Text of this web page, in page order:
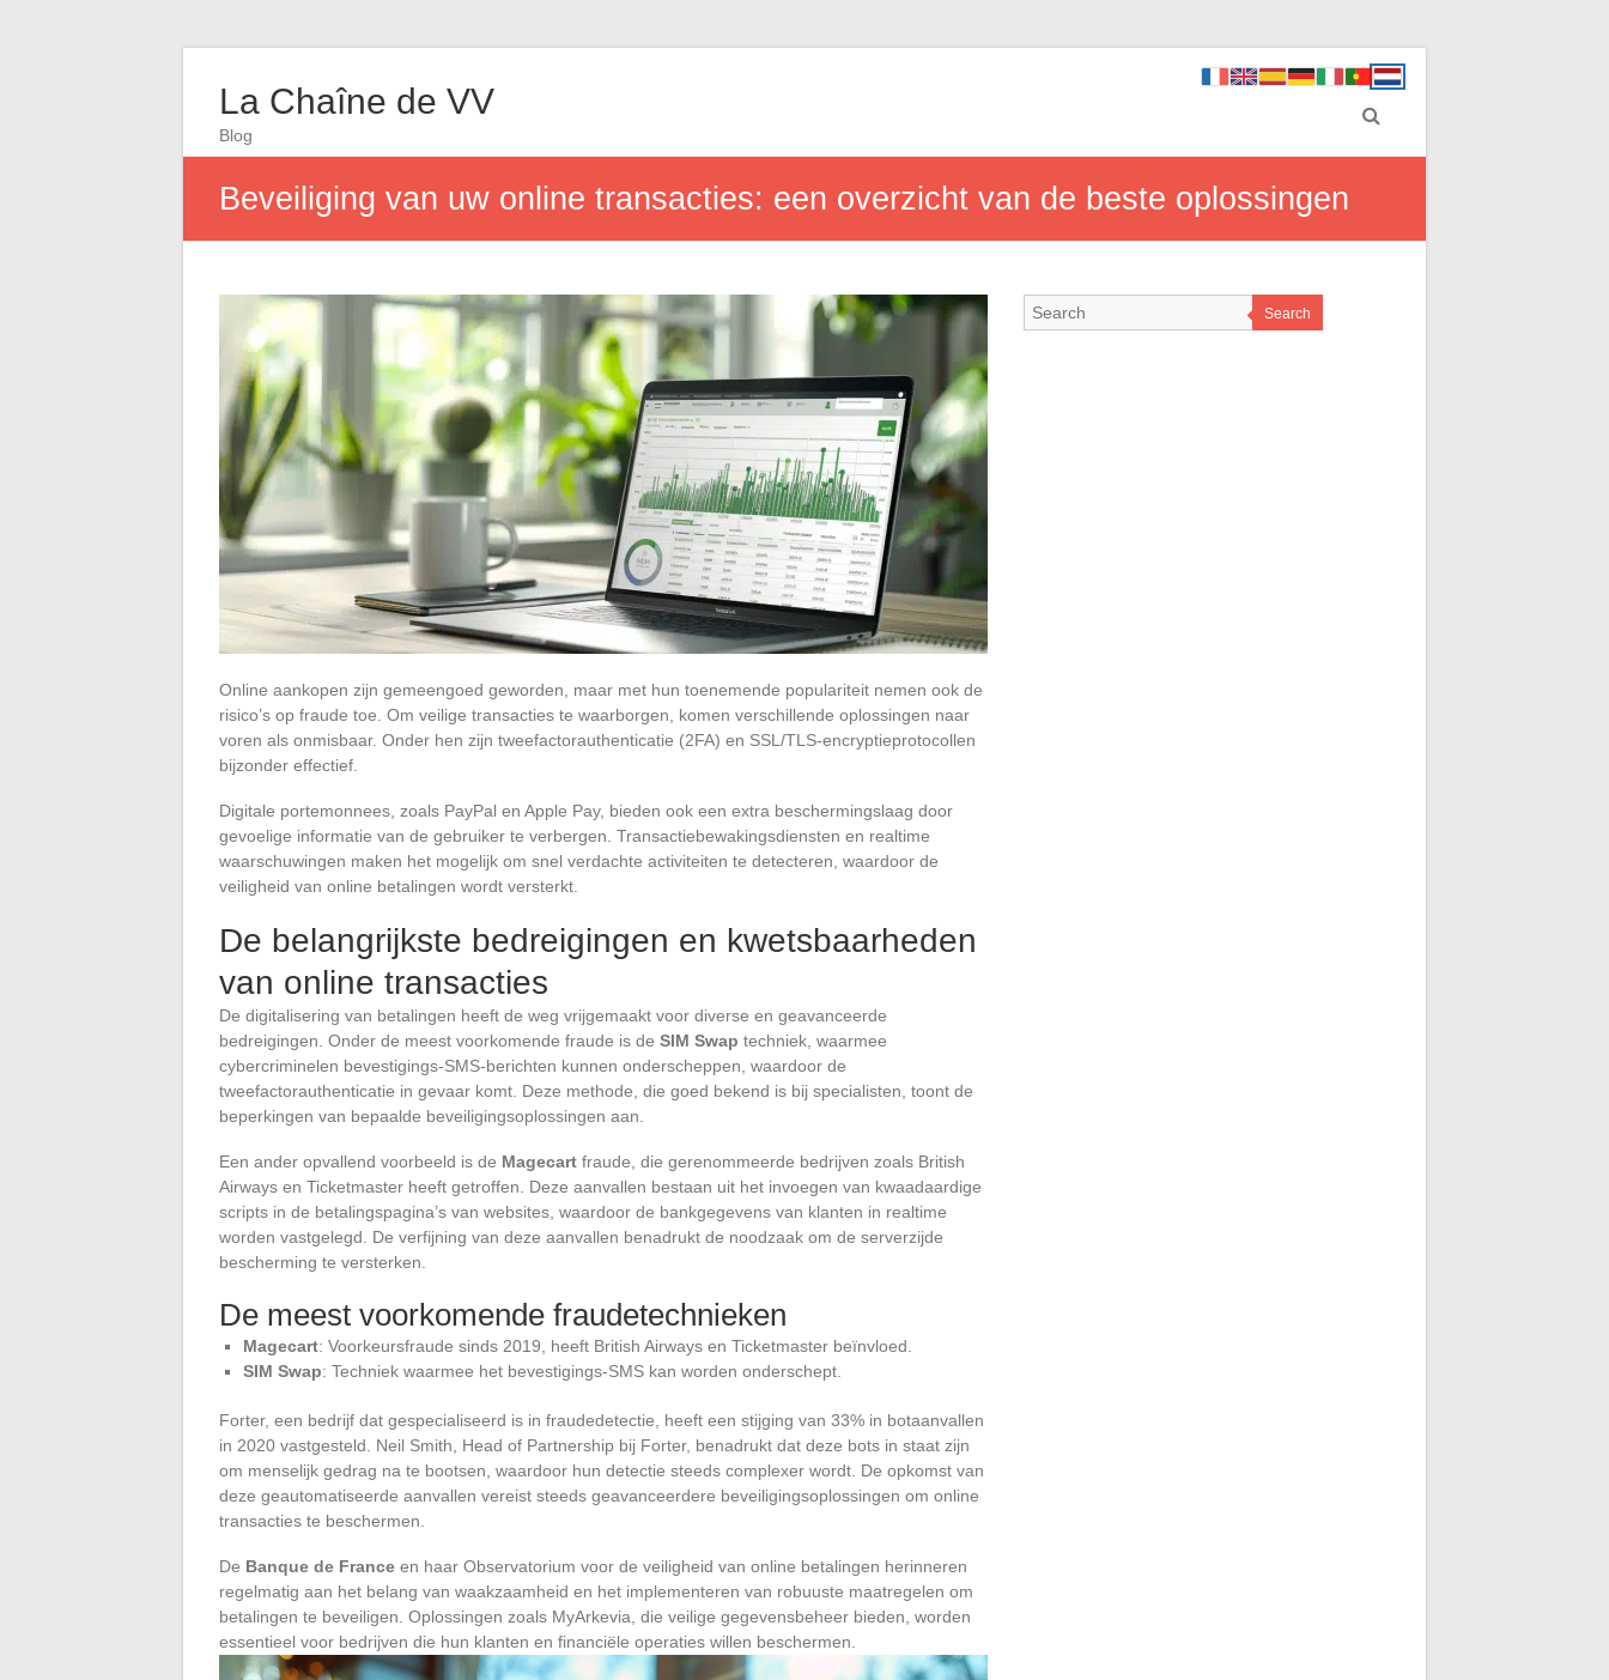
La Chaîne de VV
Blog
Beveiliging van uw online transacties: een overzicht van de beste oplossingen
Online aankopen zijn gemeengoed geworden, maar met hun toenemende populariteit nemen ook de
risico’s op fraude toe. Om veilige transacties te waarborgen, komen verschillende oplossingen naar
voren als onmisbaar. Onder hen zijn tweefactorauthenticatie (2FA) en SSL/TLS-encryptieprotocollen
bijzonder effectief.
Digitale portemonnees, zoals PayPal en Apple Pay, bieden ook een extra beschermingslaag door
gevoelige informatie van de gebruiker te verbergen. Transactiebewakingsdiensten en realtime
waarschuwingen maken het mogelijk om snel verdachte activiteiten te detecteren, waardoor de
veiligheid van online betalingen wordt versterkt.
De belangrijkste bedreigingen en kwetsbaarheden
van online transacties
De digitalisering van betalingen heeft de weg vrijgemaakt voor diverse en geavanceerde
bedreigingen. Onder de meest voorkomende fraude is de SIM Swap techniek, waarmee
cybercriminelen bevestigings-SMS-berichten kunnen onderscheppen, waardoor de
tweefactorauthenticatie in gevaar komt. Deze methode, die goed bekend is bij specialisten, toont de
beperkingen van bepaalde beveiligingsoplossingen aan.
Een ander opvallend voorbeeld is de Magecart fraude, die gerenommeerde bedrijven zoals British
Airways en Ticketmaster heeft getroffen. Deze aanvallen bestaan uit het invoegen van kwaadaardige
scripts in de betalingspagina’s van websites, waardoor de bankgegevens van klanten in realtime
worden vastgelegd. De verfijning van deze aanvallen benadrukt de noodzaak om de serverzijde
bescherming te versterken.
De meest voorkomende fraudetechnieken
Magecart: Voorkeursfraude sinds 2019, heeft British Airways en Ticketmaster beïnvloed.
SIM Swap: Techniek waarmee het bevestigings-SMS kan worden onderschept.
Forter, een bedrijf dat gespecialiseerd is in fraudedetectie, heeft een stijging van 33% in botaanvallen
in 2020 vastgesteld. Neil Smith, Head of Partnership bij Forter, benadrukt dat deze bots in staat zijn
om menselijk gedrag na te bootsen, waardoor hun detectie steeds complexer wordt. De opkomst van
deze geautomatiseerde aanvallen vereist steeds geavanceerdere beveiligingsoplossingen om online
transacties te beschermen.
De Banque de France en haar Observatorium voor de veiligheid van online betalingen herinneren
regelmatig aan het belang van waakzaamheid en het implementeren van robuuste maatregelen om
betalingen te beveiligen. Oplossingen zoals MyArkevia, die veilige gegevensbeheer bieden, worden
essentieel voor bedrijven die hun klanten en financiële operaties willen beschermen.
Search